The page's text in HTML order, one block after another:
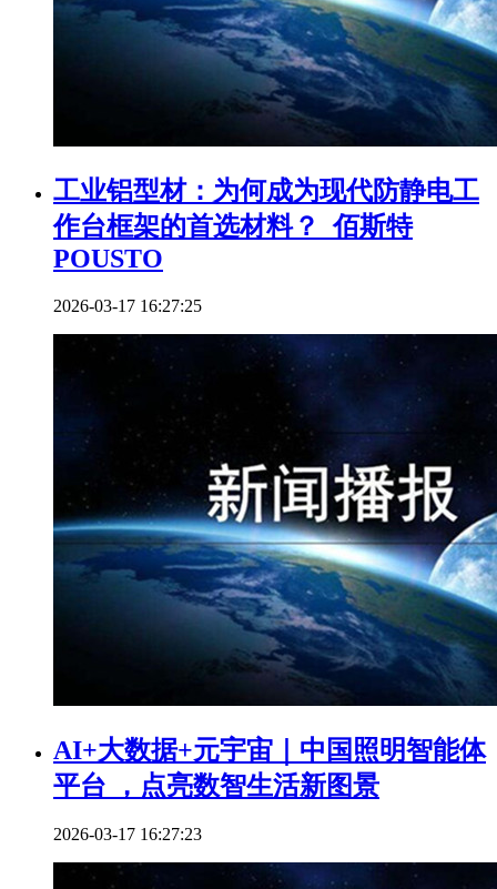
工业铝型材：为何成为现代防静电工
作台框架的首选材料？_佰斯特
POUSTO
2026-03-17 16:27:25
AI+大数据+元宇宙｜中国照明智能体
平台 ，点亮数智生活新图景
2026-03-17 16:27:23